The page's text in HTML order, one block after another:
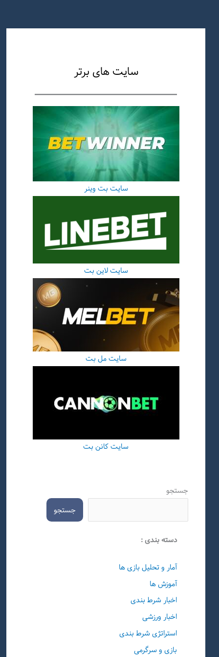
سایت های برتر
سایت بت وینر
سایت لاین بت
سایت مل بت
سایت کانن بت
جستجو
جستجو
دسته بندی :
آمار و تحلیل بازی ها
آموزش ها
اخبار شرط بندی
اخبار ورزشی
استراتژی شرط بندی
بازی و سرگرمی